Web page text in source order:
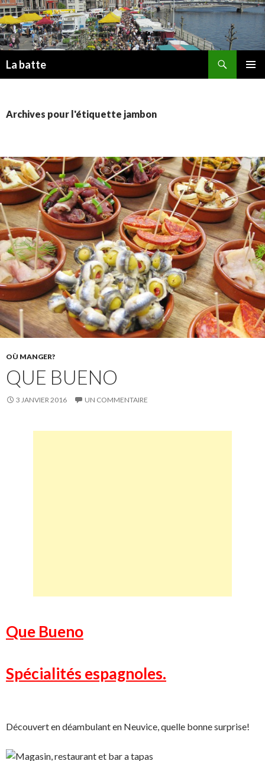
La batte
PRINCIPAL
Archives pour l'étiquette jambon
OÙ MANGER?
QUE BUENO
3 JANVIER 2016 UN COMMENTAIRE
Que Bueno
Spécialités espagnoles.
Découvert en déambulant en Neuvice, quelle bonne surprise!